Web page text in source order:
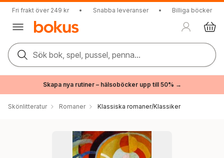
Fri frakt över 249 kr • Snabba leveranser • Billiga böcker
Sök bok, spel, pussel, penna...
Skapa nya rutiner – hälsoböcker upp till 50% →
Skönlitteratur Romaner Klassiska romaner/Klassiker